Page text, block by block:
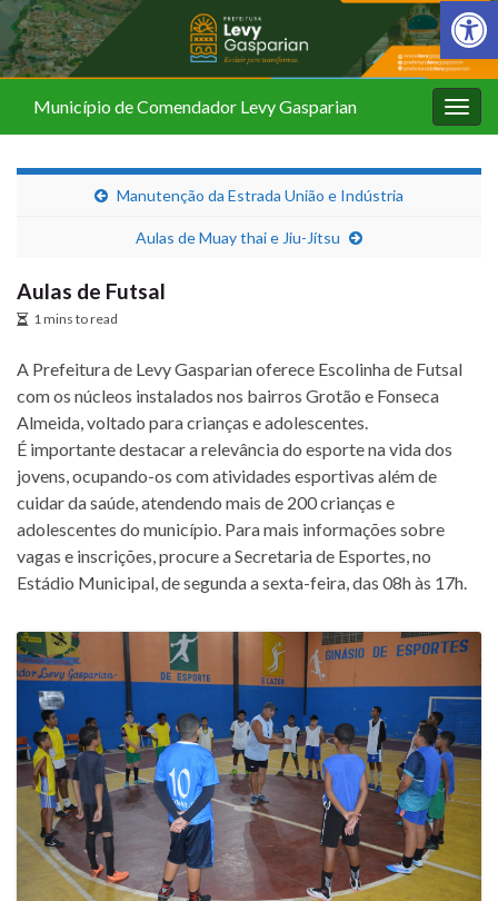
Barra de
Município de Comendador Levy Gasparian
Manutenção da Estrada União e Indústria
Aulas de Muay thai e Jiu-Jítsu
Aulas de Futsal
1 mins to read
A Prefeitura de Levy Gasparian oferece Escolinha de Futsal
com os núcleos instalados nos bairros Grotão e Fonseca
Almeida, voltado para crianças e adolescentes.
É importante destacar a relevância do esporte na vida dos
jovens, ocupando-os com atividades esportivas além de
cuidar da saúde, atendendo mais de 200 crianças e
adolescentes do município. Para mais informações sobre
vagas e inscrições, procure a Secretaria de Esportes, no
Estádio Municipal, de segunda a sexta-feira, das 08h às 17h.